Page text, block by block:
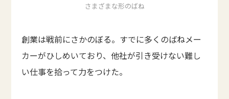
さまざまな形のばね
創業は戦前にさかのぼる。すでに多くのばねメー
カーがひしめいており、他社が引き受けない難し
い仕事を拾って力をつけた。